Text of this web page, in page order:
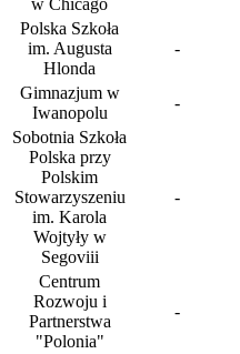
Polska Szkoła
im. Augusta
Hlonda
-
Gimnazjum w
Iwanopolu
-
Sobotnia Szkoła
Polska przy
Polskim
Stowarzyszeniu
im. Karola
Wojtyły w
Segoviii
-
Centrum
Rozwoju i
Partnerstwa
"Polonia"
-